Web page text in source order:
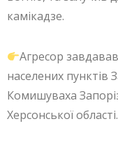
камікадзе.
Агресор
населених пунктів
Комишуваха
Херсонської області.